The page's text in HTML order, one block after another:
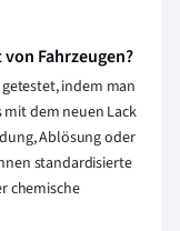
Fahrzeugen?
indem man
mit dem neuen Lack
Ablösung oder
standardisierte
chemische